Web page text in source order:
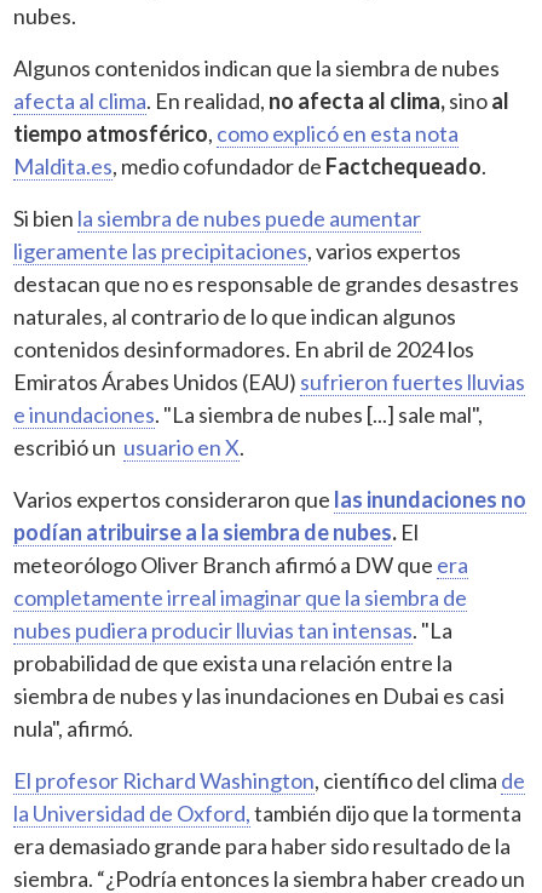
nubes.
Algunos contenidos indican que la siembra de nubes
afecta al clima. En realidad, no afecta al clima,sinoal
tiempo atmosférico, como explicó en esta nota
Maldita.es, medio cofundador de Factchequeado.
Si bien la siembra de nubes puede aumentar
ligeramente las precipitaciones, varios expertos
destacan que no es responsable de grandes desastres
naturales, al contrario de lo que indican algunos
contenidos desinformadores. En abril de 2024 los
Emiratos Árabes Unidos (EAU) sufrieron fuertes lluvias
e inundaciones. "La siembra de nubes [...] sale mal",
escribió un usuario en X.
Varios expertos consideraron que las inundaciones no
podían atribuirse a la siembra de nubes. El
meteorólogo Oliver Branch afirmó a DW que era
completamente irreal imaginar que la siembra de
nubes pudiera producir lluvias tan intensas. "La
probabilidad de que exista una relación entre la
siembra de nubes y las inundaciones en Dubai es casi
nula", afirmó.
El profesor Richard Washington, científico del clima de
la Universidad de Oxford,también dijo que la tormenta
era demasiado grande para haber sido resultado de la
siembra. “¿Podría entonces la siembra haber creado un